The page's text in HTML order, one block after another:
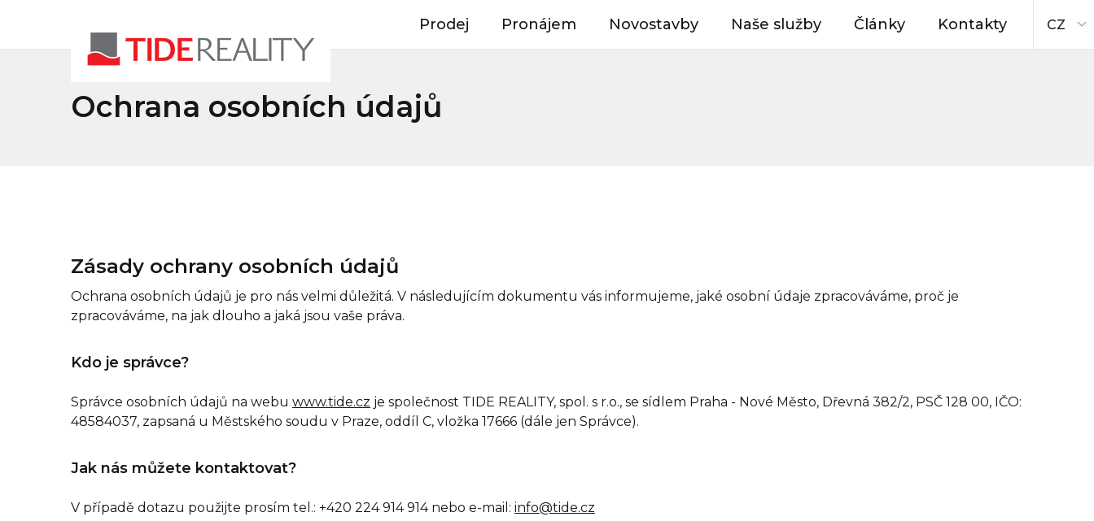
Prodej Pronájem Novostavby Naše služby Články Kontakty CZ
Ochrana osobních údajů
Zásady ochrany osobních údajů
Ochrana osobních údajů je pro nás velmi důležitá. V následujícím dokumentu vás informujeme, jaké osobní údaje zpracováváme, proč je
zpracováváme, na jak dlouho a jaká jsou vaše práva.
Kdo je správce?
Správce osobních údajů na webu www.tide.cz je společnost TIDE REALITY, spol. s r.o., se sídlem Praha - Nové Město, Dřevná 382/2, PSČ 128 00, IČO:
48584037, zapsaná u Městského soudu v Praze, oddíl C, vložka 17666 (dále jen Správce).
Jak nás můžete kontaktovat?
V případě dotazu použijte prosím tel.: +420 224 914 914 nebo e-mail: info@tide.cz